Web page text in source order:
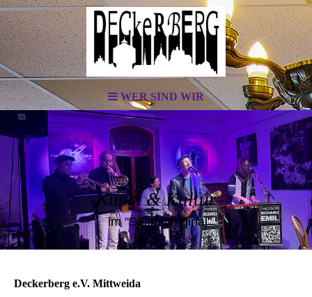
WER SIND WIR
Kunst & Kultur
im "Salon Original"
Deckerberg e.V. Mittweida